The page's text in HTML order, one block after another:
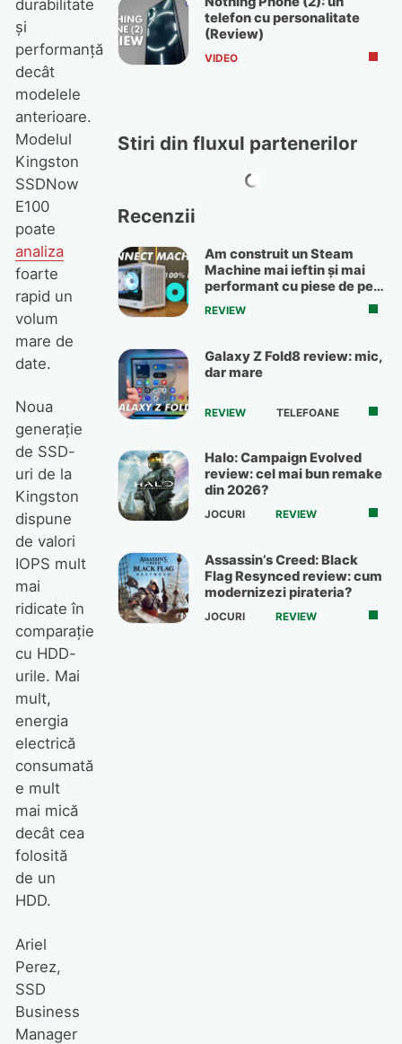
durabilitate
şi
performanţă
decât
modelele
anterioare.
Modelul
Kingston
SSDNow
E100
poate
analiza
foarte
rapid un
volum
mare de
date.
Noua
generaţie
de SSD-
uri de la
Kingston
dispune
de valori
IOPS mult
mai
ridicate în
comparaţie
cu HDD-
urile. Mai
mult,
energia
electrică
consumată
e mult
mai mică
decât cea
folosită
de un
HDD.
Ariel
Perez,
SSD
Business
Manager
telefon cu personalitate
(Review)
VIDEO
Stiri din fluxul partenerilor
Recenzii
Am construit un Steam
Machine mai ieftin și mai
performant cu piese de pe
OLX
REVIEW
Galaxy Z Fold8 review: mic,
dar mare
REVIEW TELEFOANE
Halo: Campaign Evolved
review: cel mai bun remake
din 2026?
JOCURI REVIEW
Assassin’s Creed: Black
Flag Resynced review: cum
modernizezi pirateria?
JOCURI REVIEW